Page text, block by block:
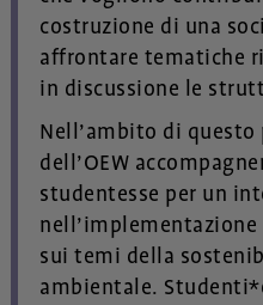
costruzione di una
affrontare tematiche
in discussione le
Nell’ambito di
dell’OEW
studentesse per un
sui temi della
ambientale.